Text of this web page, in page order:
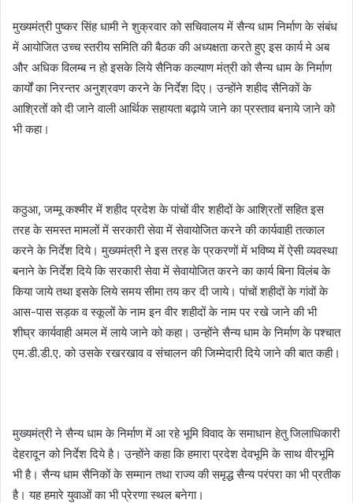
मुख्यमंत्री पुष्कर सिंह धामी ने शुक्रवार को सचिवालय में सैन्य धाम निर्माण के संबंध
में आयोजित उच्च स्तरीय समिति की बैठक की अध्यक्षता करते हुए इस कार्य मे अब
और अधिक विलम्ब न हो इसके लिये सैनिक कल्याण मंत्री को सैन्य धाम के निर्माण
कार्यों का निरन्तर अनुश्रवण करने के निर्देश दिए। उन्होंने शहीद सैनिकों के
आश्रितों को दी जाने वाली आर्थिक सहायता बढ़ाये जाने का प्रस्ताव बनाये जाने को
भी कहा।
कठुआ, जम्मू कश्मीर में शहीद प्रदेश के पांचों वीर शहीदों के आश्रितों सहित इस
तरह के समस्त मामलों में सरकारी सेवा में सेवायोजित करने की कार्यवाही तत्काल
करने के निर्देश दिये। मुख्यमंत्री ने इस तरह के प्रकरणों में भविष्य में ऐसी व्यवस्था
बनाने के निर्देश दिये कि सरकारी सेवा में सेवायोजित करने का कार्य बिना विलंब के
किया जाये तथा इसके लिये समय सीमा तय कर दी जाये। पांचों शहीदों के गांवों के
आस-पास सड़क व स्कूलों के नाम इन वीर शहीदों के नाम पर रखे जाने की भी
शीघ्र कार्यवाही अमल में लाये जाने को कहा। उन्होंने सैन्य धाम के निर्माण के पश्चात
एम.डी.डी.ए. को उसके रखरखाव व संचालन की जिम्मेदारी दिये जाने की बात कही।
मुख्यमंत्री ने सैन्य धाम के निर्माण में आ रहे भूमि विवाद के समाधान हेतु जिलाधिकारी
देहरादून को निर्देश दिये है। उन्होंने कहा कि हमारा प्रदेश देवभूमि के साथ वीरभूमि
भी है। सैन्य धाम सैनिकों के सम्मान तथा राज्य की समृद्ध सैन्य परंपरा का भी प्रतीक
है। यह हमारे युवाओं का भी प्रेरणा स्थल बनेगा।